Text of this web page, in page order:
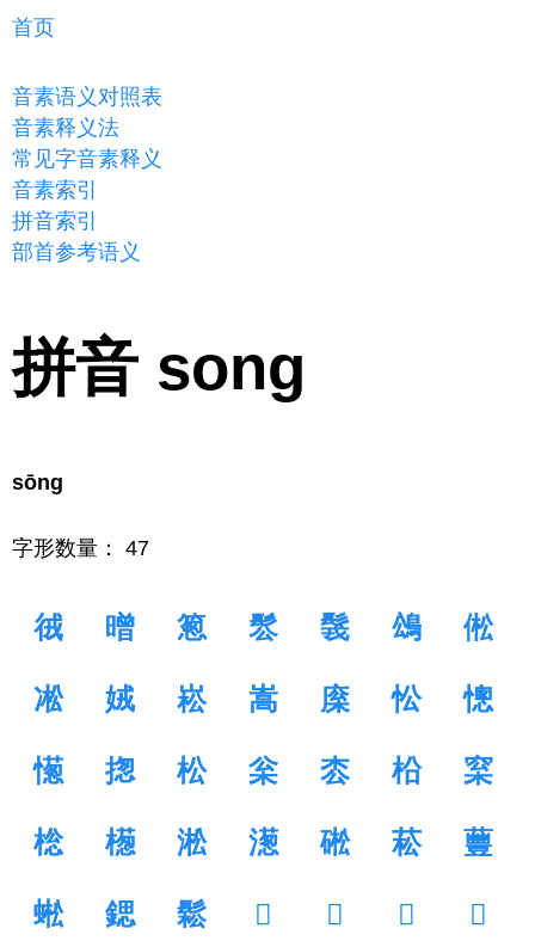
首页
音素语义对照表
音素释义法
常见字音素释义
音素索引
拼音索引
部首参考语义
拼音 song
sōng
字形数量： 47
㣝 㬝 䈡 䯳 䯷 䲲 倯
凇 娀 崧 嵩 庺 忪 憁
憽 揔 松 枀 枩 柗 梥
棇 檧 淞 濍 硹 菘 蘴
蜙 鍶 鬆 𢓣 𢔋 𢤄 𣚜